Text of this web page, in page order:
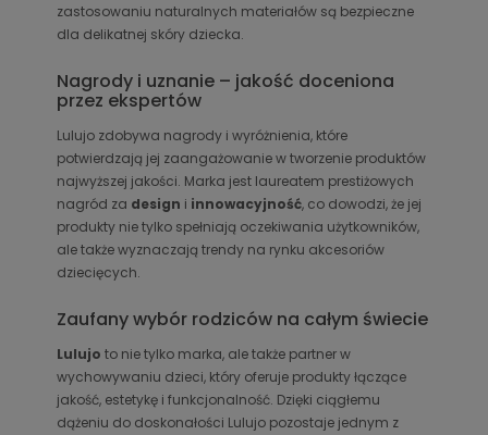
zastosowaniu naturalnych materiałów są bezpieczne
dla delikatnej skóry dziecka.
Nagrody i uznanie – jakość doceniona
przez ekspertów
Lulujo zdobywa nagrody i wyróżnienia, które
potwierdzają jej zaangażowanie w tworzenie produktów
najwyższej jakości. Marka jest laureatem prestiżowych
nagród za design i innowacyjność, co dowodzi, że jej
produkty nie tylko spełniają oczekiwania użytkowników,
ale także wyznaczają trendy na rynku akcesoriów
dziecięcych.
Zaufany wybór rodziców na całym świecie
Lulujo to nie tylko marka, ale także partner w
wychowywaniu dzieci, który oferuje produkty łączące
jakość, estetykę i funkcjonalność. Dzięki ciągłemu
dążeniu do doskonałości Lulujo pozostaje jednym z